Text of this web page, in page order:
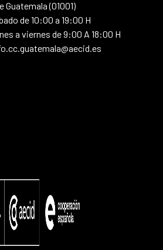
Guatemala (01001)
de 10:00 a 19:00 H
a viernes de 9:00 A 18:00 H